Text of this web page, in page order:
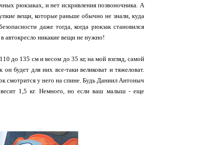
рюкзаках, и нет искривления позвоночника. А
вещи, которые раньше обычно не знали, куда
даже тогда, когда рюкзак становился
автокресло никакие вещи не нужно!
до 135 см и весом до 35 кг, на мой взгляд, самой
будет для них все-таки великоват и тяжеловат.
смотрится у него на спине. Будь Даниил Антоныч
1,5 кг. Немного, но если ваш малыш - еще